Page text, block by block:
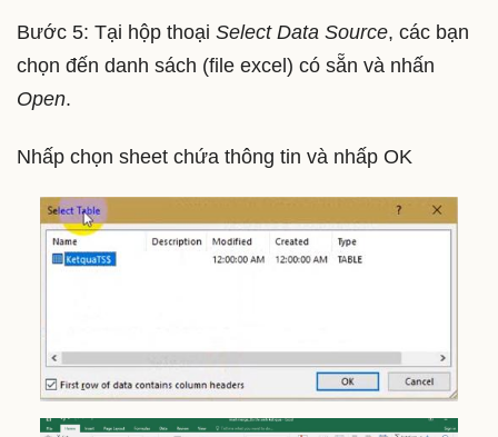
Bước 5: Tại hộp thoại Select Data Source, các bạn
chọn đến danh sách (file excel) có sẵn và nhấn
Open.
Nhấp chọn sheet chứa thông tin và nhấp OK